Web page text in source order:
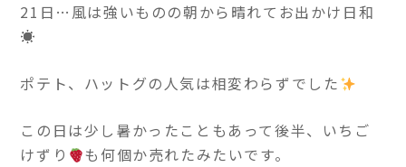
21日…風は強いものの朝から晴れてお出かけ日和
☀
ポテト、ハットグの人気は相変わらずでした
この日は少し暑かったこともあって後半、いちご
けずり
も何個か売れたみたいです。